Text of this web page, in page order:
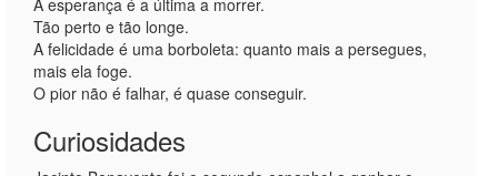
A esperança é a última a morrer.
Tão perto e tão longe.
A felicidade é uma borboleta: quanto mais a persegues,
mais ela foge.
O pior não é falhar, é quase conseguir.
Curiosidades